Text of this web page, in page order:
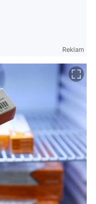
Reklam